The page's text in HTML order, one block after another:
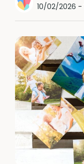
10/02/2026 -